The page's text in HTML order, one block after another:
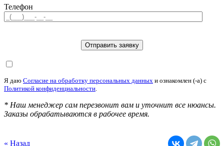
Телефон
Я даю Согласие на обработку персональных данных и ознакомлен (-а) c
Политикой конфиденциальности
* Наш менеджер сам перезвонит вам и уточнит все нюансы.
Заказы обрабатываются в рабочее время.
« Назад